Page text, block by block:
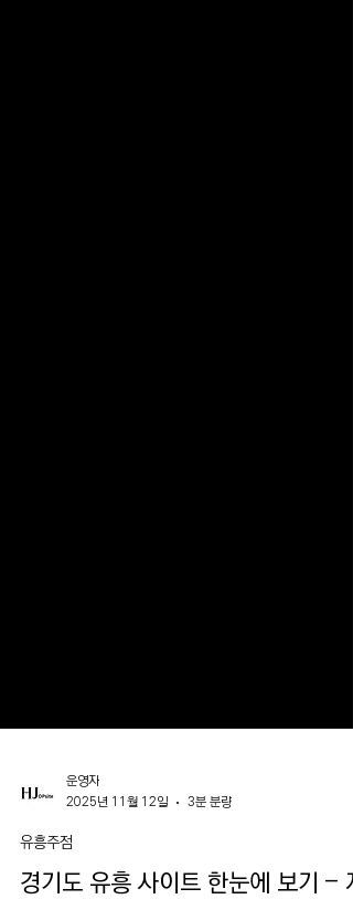
운영자
2025년 11월 12일
3분 분량